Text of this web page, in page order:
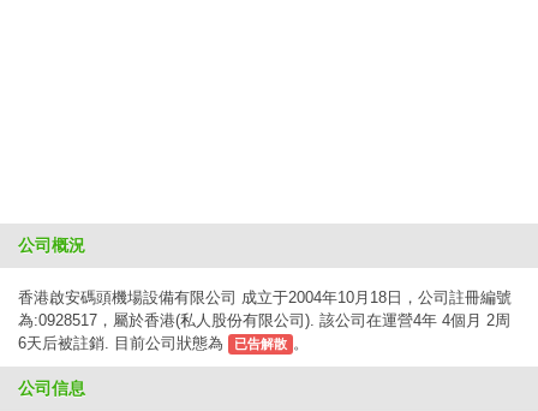
公司概況
香港啟安碼頭機場設備有限公司 成立于2004年10月18日，公司註冊編號
為:0928517，屬於香港(私人股份有限公司). 該公司在運營4年 4個月 2周
6天后被註銷. 目前公司狀態為
已告解散 。
公司信息